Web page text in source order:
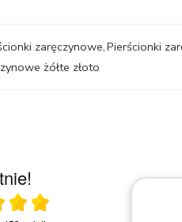
zaręczynowe,Pierścionki
żółte złoto
średnia 5 na 5